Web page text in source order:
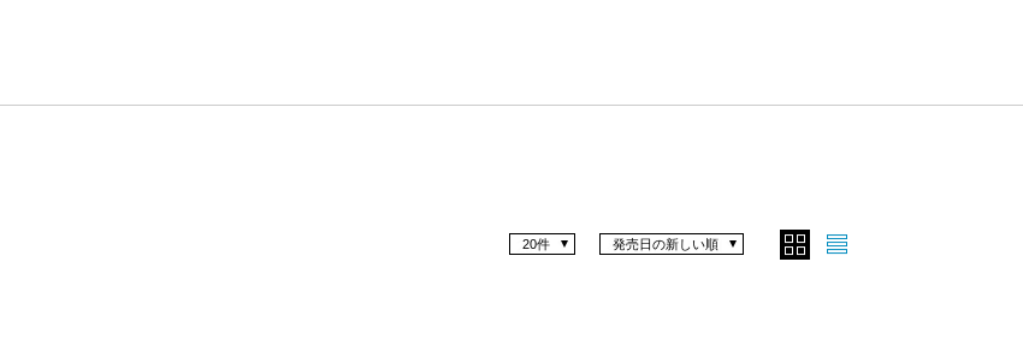
発売日の新しい順
20件